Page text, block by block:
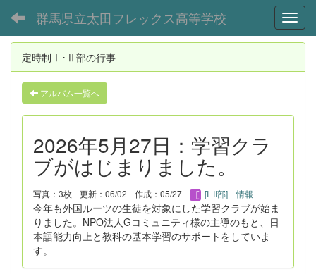
群馬県立太田フレックス高等学校
定時制Ⅰ･Ⅱ部の行事
アルバム一覧へ
2026年5月27日：学習クラ
ブがはじまりました。
写真：3枚 更新：06/02 作成：05/27 [I･II部] 情報
今年も外国ルーツの生徒を対象にした学習クラブが始ま
りました。NPO法人Gコミュニティ様の主導のもと、日
本語能力向上と教科の基本学習のサポートをしていま
す。